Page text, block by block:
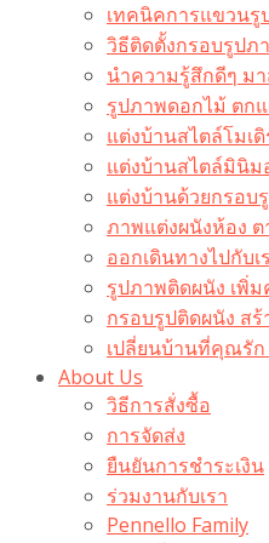
เทคนิคการแขวนรู
วิธีติดตั้งกรอบรูปภ
นำความรู้สึกดีๆ ม
รูปภาพดอกไม้ ตก
แต่งบ้านสไตล์โมเ
แต่งบ้านสไตล์มินิม
แต่งบ้านด้วยกรอบ
ภาพแต่งผนังห้อง ต
ออกเดินทางไปกับ
รูปภาพติดผนัง เพิ่
กรอบรูปติดผนัง ส
เปลี่ยนบ้านที่คุณรั
About Us
วิธีการสั่งซื้อ
การจัดส่ง
ยืนยันการชำระเงิน
ร่วมงานกับเรา
Pennello Family